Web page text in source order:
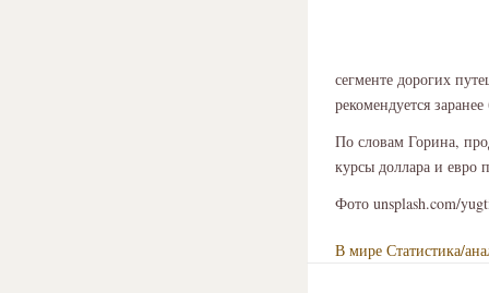
сегменте дорогих
рекомендуется
По словам Горина,
курсы доллара и евро
Фото unsplash.com/
В мире Статистика/